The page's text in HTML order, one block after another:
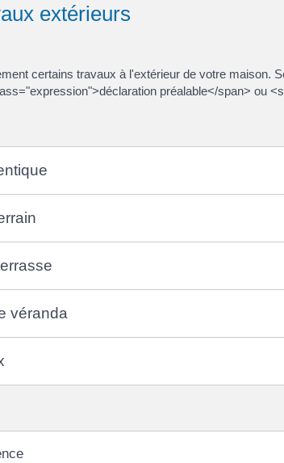
extérieurs
certains travaux à l'extérieur de votre maison.
préalable</span> ou
véranda